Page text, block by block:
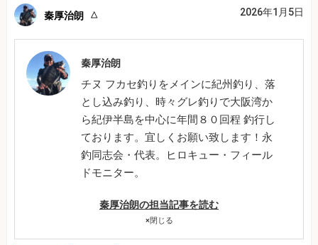
秦厚治朗 2026年1月5日
秦厚治朗
チヌ フカセ釣りをメインに紀州釣り、落
とし込み釣り、時々グレ釣りで大阪湾か
ら紀伊半島を中心に年間８０回程 釣行し
ております。宜しくお願い致します！永
釣同志会・代表。ヒロキュー・フィール
ドモニター。
秦厚治朗の担当記事を読む
×閉じる